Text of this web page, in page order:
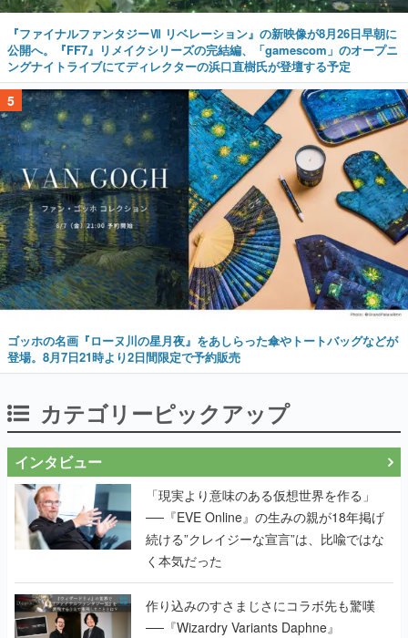
『ファイナルファンタジーⅦ リベレーション』の新映像が8月26日早朝に
公開へ。『FF7』リメイクシリーズの完結編、「gamescom」のオープニ
ングナイトライブにてディレクターの浜口直樹氏が登壇する予定
5
ゴッホの名画『ローヌ川の星月夜』をあしらった傘やトートバッグなどが
登場。8月7日21時より2日間限定で予約販売
カテゴリーピックアップ
インタビュー
「現実より意味のある仮想世界を作る」
──『EVE Online』の生みの親が18年掲げ
続ける”クレイジーな宣言”は、比喩ではな
く本気だった
作り込みのすさまじさにコラボ先も驚嘆
──『Wizardry Variants Daphne』